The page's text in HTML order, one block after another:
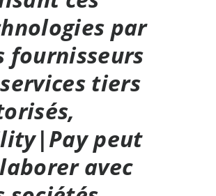
par
fournisseurs
tiers
peut
avec